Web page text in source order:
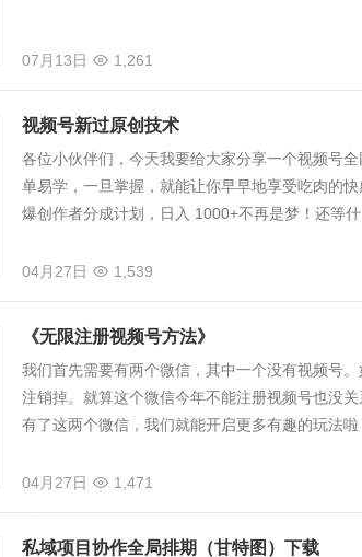
07月13日 1,261
视频号新过原创技术
各位小伙伴们，今天我要给大家分享一个视频号
单易学，一旦掌握，就能让你早早地享受吃肉的
爆创作者分成计划，日入 1000+不再是梦！还等什
04月27日 1,539
《无限注册视频号方法》
我们首先需要有两个微信，其中一个没有视频号
注销掉。就算这个微信今年不能注册视频号也没
有了这两个微信，我们就能开启更多有趣的玩法啦
04月27日 1,471
私域项目协作全局排期（甘特图）下载